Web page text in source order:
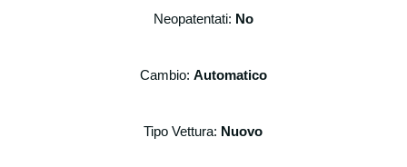
informazioni, di preventivi, aggiornamenti
anagrafici, indirizzi e nominativi, recapiti
Possono essere raccolti ed archiviati anche
Neopatentati: No
Cambio: Automatico
Tipo Vettura: Nuovo